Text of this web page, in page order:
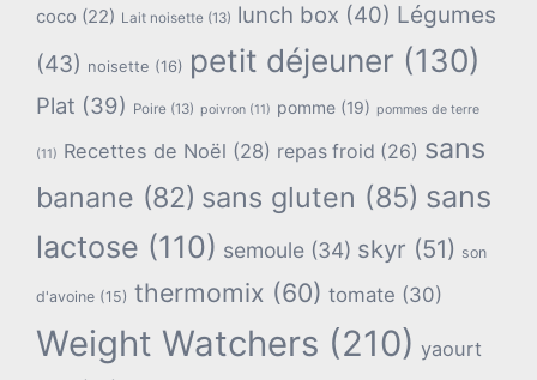
coco (22) Lait noisette (13) lunch box (40) Légumes
(43) noisette (16) petit déjeuner (130)
Plat (39) Poire (13) poivron (11) pomme (19) pommes de terre
(11) Recettes de Noël (28) repas froid (26) sans
banane (82) sans gluten (85) sans
lactose (110) semoule (34) skyr (51) son
d'avoine (15) thermomix (60) tomate (30)
Weight Watchers (210) yaourt